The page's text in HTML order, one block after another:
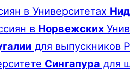
в Университетах
в Норвежских
для выпускников
Сингапура для